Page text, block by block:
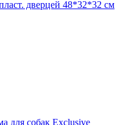
дверцей 48*32*32 см
для собак Exclusive